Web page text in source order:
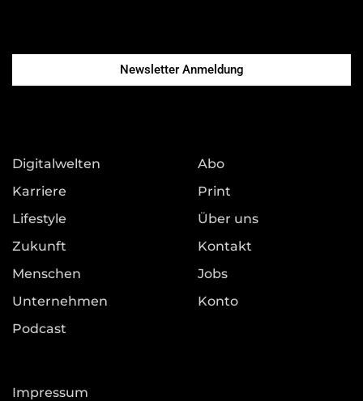
Newsletter Anmeldung
Digitalwelten
Karriere
Lifestyle
Zukunft
Menschen
Unternehmen
Podcast
Abo
Print
Über uns
Kontakt
Jobs
Konto
Impressum